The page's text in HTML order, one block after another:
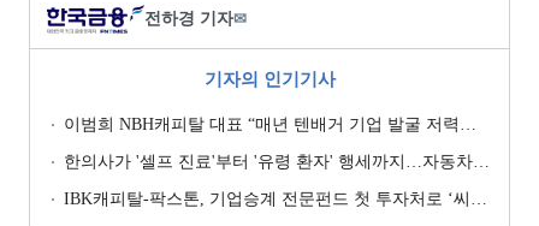
전하경 기자✉
기자의 인기기사
이범희 NBH캐피탈 대표 “매년 텐배거 기업 발굴 저력…올해 ROE 20% 목표”
한의사가 '셀프 진료'부터 '유령 환자' 행세까지…자동차보험 악용 심각 [경상환자 8주룰 도입 초읽기]
IBK캐피탈-팍스톤, 기업승계 전문펀드 첫 투자처로 ‘씨엠디기술단’ 낙점 [캐피탈사 돋보기]